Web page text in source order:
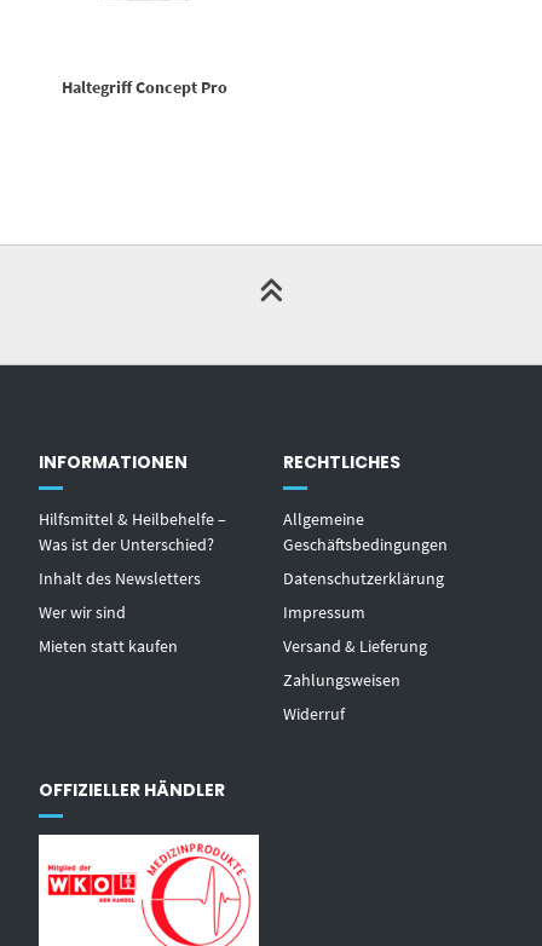
Haltegriff Concept Pro
INFORMATIONEN
Hilfsmittel & Heilbehelfe –
Was ist der Unterschied?
Inhalt des Newsletters
Wer wir sind
Mieten statt kaufen
RECHTLICHES
Allgemeine
Geschäftsbedingungen
Datenschutzerklärung
Impressum
Versand & Lieferung
Zahlungsweisen
Widerruf
OFFIZIELLER HÄNDLER